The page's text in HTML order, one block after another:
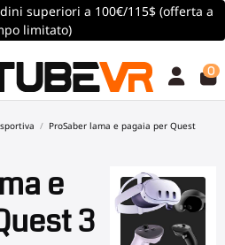
superiori a 100€/115$ (offerta a
limitato)
0
ProSaber lama e pagaia per Quest
e
3